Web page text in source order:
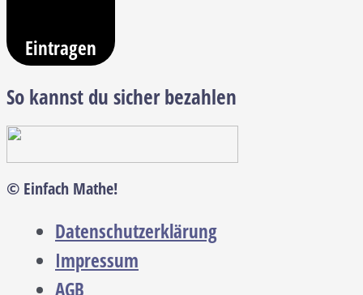
Eintragen
So kannst du sicher bezahlen
© Einfach Mathe!
Datenschutzerklärung
Impressum
AGB